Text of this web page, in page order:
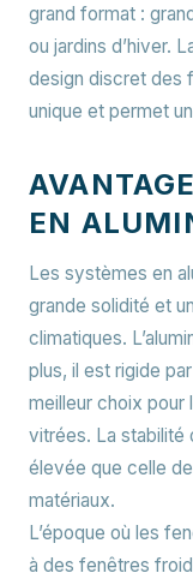
grand format :
ou jardins d’hiver.
design discret des
unique et permet
EN
Les systèmes en
grande solidité et
climatiques.
plus, il est rigide
meilleur choix pour
vitrées. La stabilité
élevée que celle
matériaux.
L’époque où les
à des fenêtres